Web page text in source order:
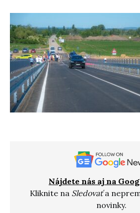
Nájdete nás aj na
Kliknite na Sledovaťa
novinky.